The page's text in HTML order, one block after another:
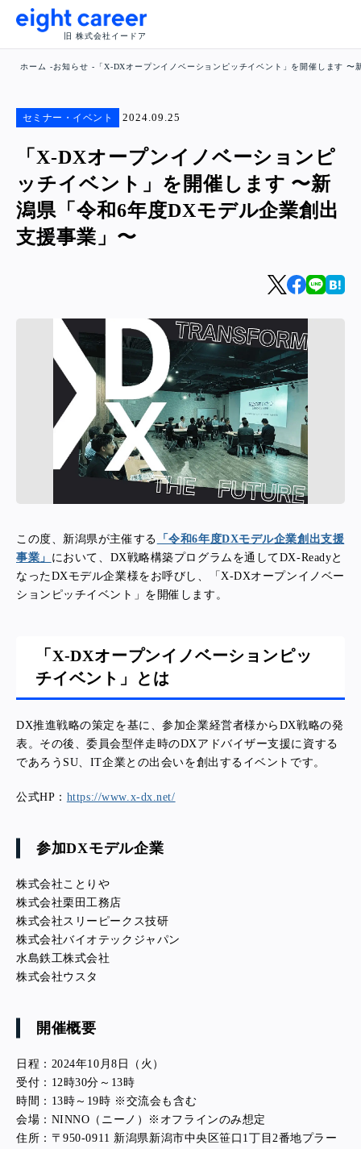
旧 株式会社イードア
ホーム お知らせ 「X-DXオープンイノベーションピッチイベント」を開催します
セミナー・イベント 2024.09.25
「X-DXオープンイノベーションピ
ッチイベント」を開催します 〜新
潟県「令和6年度DXモデル企業創出
支援事業」〜
この度、新潟県が主催する
「令和6年度DXモデル企業創出支援
事業」 において、 DX戦略構築プログラムを通してDX-Readyと
なったDXモデル企業様をお呼びし、「X-DXオープンイノベー
ションピッチイベント」を開催します。
「X-DXオープンイノベーションピッ
チイベント」とは
DX推進戦略の策定を基に、参加企業経営者様からDX戦略の発
表。その後、委員会型伴走時のDXアドバイザー支援に資する
であろうSU、IT企業との出会いを創出するイベントです。
公式HP： https://www.x-dx.net/
参加DXモデル企業
株式会社ことりや
株式会社栗田工務店
株式会社スリーピークス技研
株式会社バイオテックジャパン
水島鉄工株式会社
株式会社ウスタ
開催概要
日程：2024年10月8日（火）
受付：12時30分～13時
時間：13時～19時 ※交流会も含む
会場：NINNO（ニーノ）※オフラインのみ想定
住所：〒950-0911 新潟県新潟市中央区笹口1丁目2番地プラー